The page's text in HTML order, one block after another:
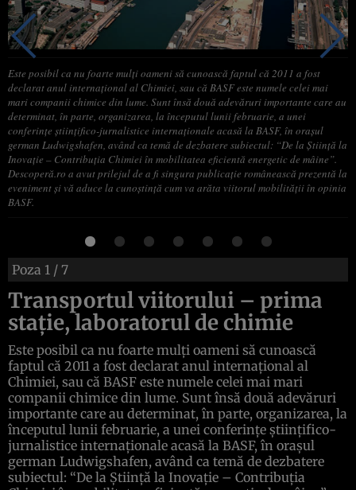
Este posibil ca nu foarte mulţi oameni să cunoască faptul că 2011 a fost
declarat anul internaţional al Chimiei, sau că BASF este numele celei mai
mari companii chimice din lume. Sunt însă două adevăruri importante care au
determinat, în parte, organizarea, la începutul lunii februarie, a unei
conferinţe ştiinţifico-jurnalistice internaţionale acasă la BASF, în oraşul
german Ludwigshafen, având ca temă de dezbatere subiectul: “De la Ştiinţă la
Inovaţie – Contribuţia Chimiei în mobilitatea eficientă energetic de mâine”.
Descoperă.ro a avut prilejul de a fi singura publicaţie românească prezentă la
eveniment şi vă aduce la cunoştinţă cum va arăta viitorul mobilităţii în opinia
BASF.
Poza 1 / 7
Transportul viitorului – prima
staţie, laboratorul de chimie
Este posibil ca nu foarte mulţi oameni să cunoască
faptul că 2011 a fost declarat anul internaţional al
Chimiei, sau că BASF este numele celei mai mari
companii chimice din lume. Sunt însă două adevăruri
importante care au determinat, în parte, organizarea, la
începutul lunii februarie, a unei conferinţe ştiinţifico-
jurnalistice internaţionale acasă la BASF, în oraşul
german Ludwigshafen, având ca temă de dezbatere
subiectul: “De la Ştiinţă la Inovaţie – Contribuţia